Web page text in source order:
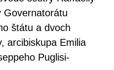
Governatorátu
štátu a dvoch
arcibiskupa Emilia
Puglisi-